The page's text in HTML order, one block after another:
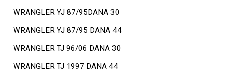
WRANGLER YJ 87/95DANA 30
WRANGLER YJ 87/95 DANA 44
WRANGLER TJ 96/06 DANA 30
WRANGLER TJ 1997 DANA 44